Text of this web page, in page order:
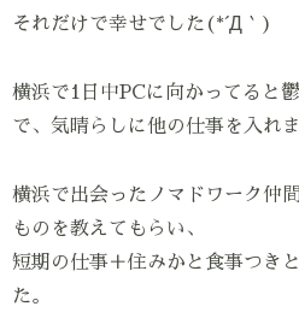
それだけで幸せでした(*´Д｀)
横浜で1日中PCに向かってると
で、気晴らしに他の仕事を入れま
横浜で出会ったノマドワーク仲
ものを教えてもらい、
短期の仕事＋住みかと食事つき
た。